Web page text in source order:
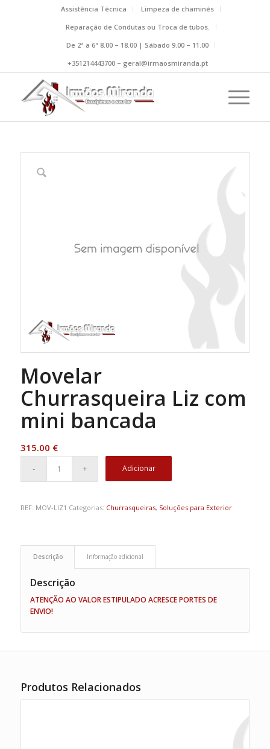
Assistência Técnica
Limpeza de chaminés
Reparação de Condutas ou Troca de tubos.
De 2ª a 6ª 8.00 – 18.00 | Sábado 9.00 – 11.00
+351214443700 – geral@irmaosmiranda.pt
Movelar
Churrasqueira Liz com
mini bancada
315.00 €
Adicionar
REF: MOV-LIZ1 Categorias: Churrasqueiras, Soluções para Exterior
Descrição Informação adicional
Descrição
ATENÇÃO AO VALOR ESTIPULADO ACRESCE PORTES DE
ENVIO!
Produtos Relacionados